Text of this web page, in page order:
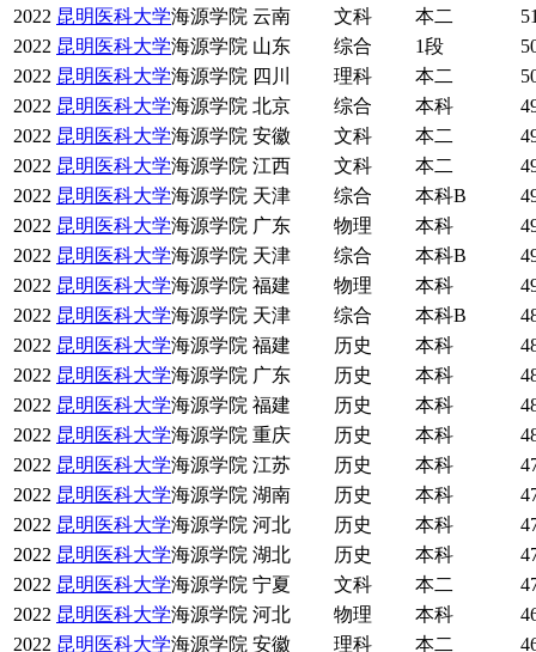
2022 昆明医科大学海源学院 云南 文科 本二
2022 昆明医科大学海源学院 山东 综合 1段
2022 昆明医科大学海源学院 四川 理科 本二
2022 昆明医科大学海源学院 北京 综合 本科
2022 昆明医科大学海源学院 安徽 文科 本二
2022 昆明医科大学海源学院 江西 文科 本二
2022 昆明医科大学海源学院 天津 综合 本科B
2022 昆明医科大学海源学院 广东 物理 本科
2022 昆明医科大学海源学院 天津 综合 本科B
2022 昆明医科大学海源学院 福建 物理 本科
2022 昆明医科大学海源学院 天津 综合 本科B
2022 昆明医科大学海源学院 福建 历史 本科
2022 昆明医科大学海源学院 广东 历史 本科
2022 昆明医科大学海源学院 福建 历史 本科
2022 昆明医科大学海源学院 重庆 历史 本科
2022 昆明医科大学海源学院 江苏 历史 本科
2022 昆明医科大学海源学院 湖南 历史 本科
2022 昆明医科大学海源学院 河北 历史 本科
2022 昆明医科大学海源学院 湖北 历史 本科
2022 昆明医科大学海源学院 宁夏 文科 本二
2022 昆明医科大学海源学院 河北 物理 本科
2022 昆明医科大学海源学院 安徽 理科 本二